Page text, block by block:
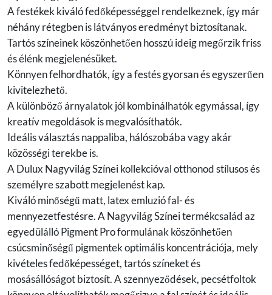
A festékek kiváló fedőképességgel rendelkeznek, így már
néhány rétegben is látványos eredményt biztosítanak.
Tartós színeinek köszönhetően hosszú ideig megőrzik friss
és élénk megjelenésüket.
Könnyen felhordhatók, így a festés gyorsan és egyszerűen
kivitelezhető.
A különböző árnyalatok jól kombinálhatók egymással, így
kreatív megoldások is megvalósíthatók.
Ideális választás nappaliba, hálószobába vagy akár
közösségi terekbe is.
A Dulux Nagyvilág Színei kollekcióval otthonod stílusos és
személyre szabott megjelenést kap.
Kiváló minőségű matt, latex emluzió fal- és
mennyezetfestésre. A Nagyvilág Színei termékcsalád az
egyedülálló Pigment Pro formulának köszönhetően
csúcsminőségű pigmentek optimális koncentrációja, mely
kivételes fedőképességet, tartós színeket és
mosásállóságot biztosít. A szennyeződések, pecsétfoltok